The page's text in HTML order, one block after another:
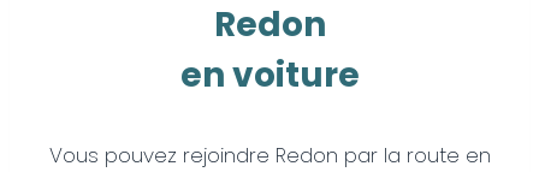
Redon
en voiture
Vous pouvez rejoindre Redon par la route en